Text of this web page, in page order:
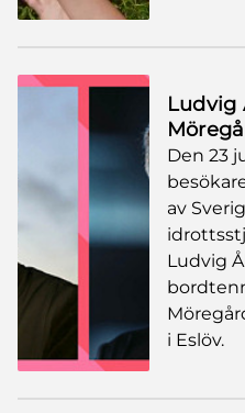
Ludvig
Den 23
av
Ludvig
i Eslöv.